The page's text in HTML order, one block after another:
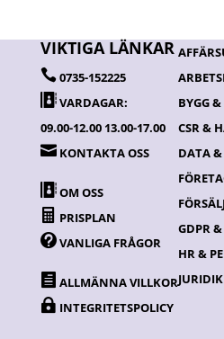
VIKTIGA LÄNKAR
0735-152225
VARDAGAR:
09.00-12.00 13.00-17.00
 KONTAKTA OSS
OM OSS
 PRISPLAN
VANLIGA FRÅGOR
 ALLMÄNNA VILLKOR
 INTEGRITETSPOLICY
BYGG
CSR &
DATA
GDPR
HR &
JURIDIK